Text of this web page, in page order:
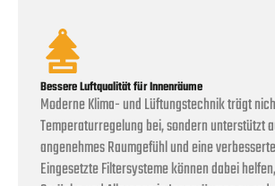
Bessere Luftqualität für Innenräume
Moderne Klima- und Lüftungstechnik trägt
Temperaturregelung bei, sondern unterstützt
angenehmes Raumgefühl und eine
Eingesetzte Filtersysteme können dabei